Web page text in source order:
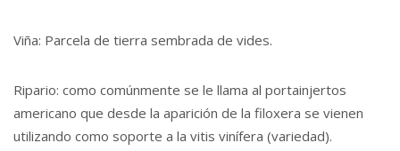
Viña: Parcela de tierra sembrada de vides.
Ripario: como comúnmente se le llama al portainjertos
americano que desde la aparición de la filoxera se vienen
utilizando como soporte a la vitis vinífera (variedad).